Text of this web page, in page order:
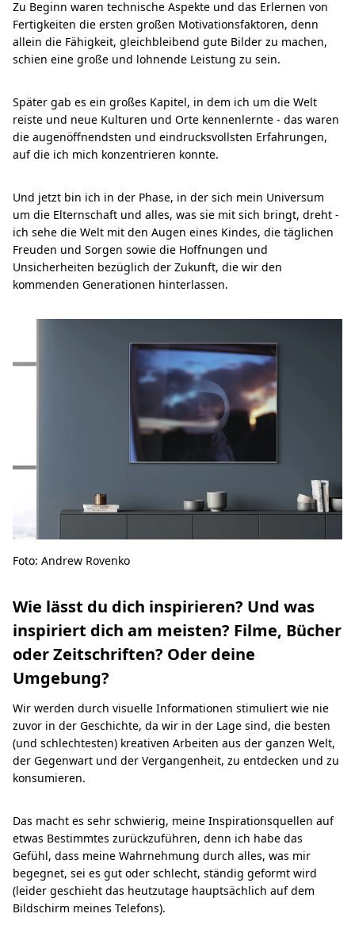
Zu Beginn waren technische Aspekte und das Erlernen von
Fertigkeiten die ersten großen Motivationsfaktoren, denn
allein die Fähigkeit, gleichbleibend gute Bilder zu machen,
schien eine große und lohnende Leistung zu sein.
Später gab es ein großes Kapitel, in dem ich um die Welt
reiste und neue Kulturen und Orte kennenlernte - das waren
die augenöffnendsten und eindrucksvollsten Erfahrungen,
auf die ich mich konzentrieren konnte.
Und jetzt bin ich in der Phase, in der sich mein Universum
um die Elternschaft und alles, was sie mit sich bringt, dreht -
ich sehe die Welt mit den Augen eines Kindes, die täglichen
Freuden und Sorgen sowie die Hoffnungen und
Unsicherheiten bezüglich der Zukunft, die wir den
kommenden Generationen hinterlassen.
Foto: Andrew Rovenko
Wie lässt du dich inspirieren? Und was
inspiriert dich am meisten? Filme, Bücher
oder Zeitschriften? Oder deine
Umgebung?
Wir werden durch visuelle Informationen stimuliert wie nie
zuvor in der Geschichte, da wir in der Lage sind, die besten
(und schlechtesten) kreativen Arbeiten aus der ganzen Welt,
der Gegenwart und der Vergangenheit, zu entdecken und zu
konsumieren.
Das macht es sehr schwierig, meine Inspirationsquellen auf
etwas Bestimmtes zurückzuführen, denn ich habe das
Gefühl, dass meine Wahrnehmung durch alles, was mir
begegnet, sei es gut oder schlecht, ständig geformt wird
(leider geschieht das heutzutage hauptsächlich auf dem
Bildschirm meines Telefons).